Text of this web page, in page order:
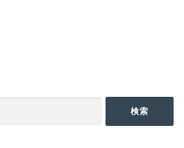
検索